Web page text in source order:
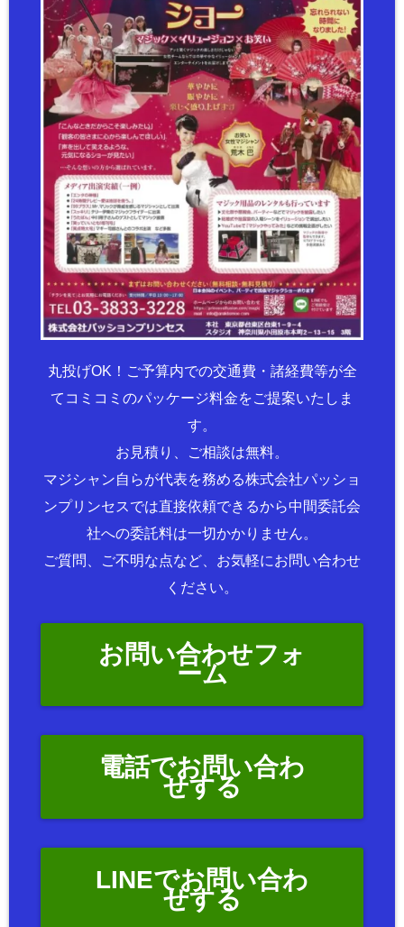
丸投げOK！ご予算内での交通費・諸経費等が全
てコミコミのパッケージ料金をご提案いたしま
す。
お見積り、ご相談は無料。
マジシャン自らが代表を務める株式会社パッショ
ンプリンセスでは直接依頼できるから中間委託会
社への委託料は一切かかりません。
ご質問、ご不明な点など、お気軽にお問い合わせ
ください。
お問い合わせフォ
ーム
電話でお問い合わ
せする
LINEでお問い合わ
せする